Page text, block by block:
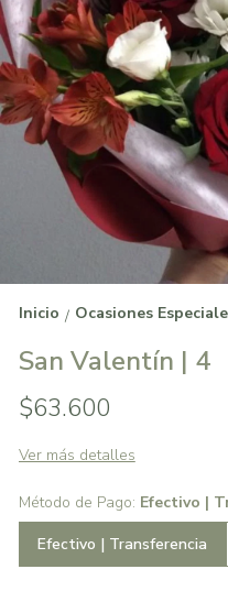
Inicio / Ocasiones
San Valentín | 4
$63.600
Ver más detalles
Método de Pago: Efectivo |
Efectivo | Transferencia